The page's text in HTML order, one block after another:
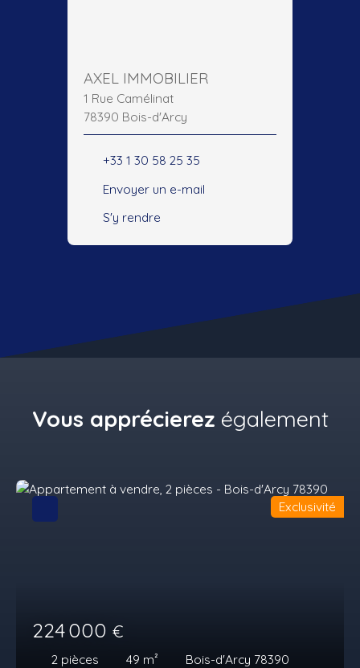
AXEL IMMOBILIER
1 Rue Camélinat
78390 Bois-d'Arcy
+33 1 30 58 25 35
Envoyer un e-mail
S'y rendre
Vous apprécierez également
224 000 €
2 pièces 49 m² Bois-d'Arcy 78390
Exclusivité